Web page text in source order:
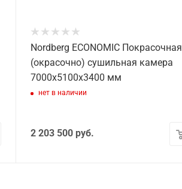
Nordberg ECONOMIC Покрасочная
(окрасочно) сушильная камера
7000х5100х3400 мм
нет в наличии
2 203 500 руб.